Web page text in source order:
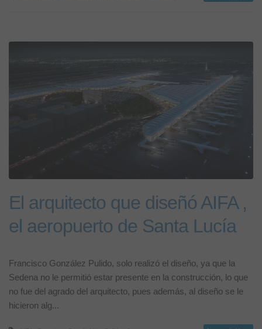
El arquitecto que diseñó AIFA ,
el aeropuerto de Santa Lucía
Francisco González Pulido, solo realizó el diseño, ya que la
Sedena no le permitió estar presente en la construcción, lo que
no fue del agrado del arquitecto, pues además, al diseño se le
hicieron alg...